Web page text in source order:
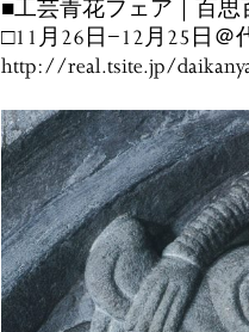
■工芸青花フェア｜百思
□11月26日−12月25日
http://real.tsite.jp/